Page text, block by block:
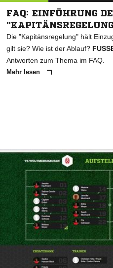
FAQ: EINFÜHRUNG
Die "Kapitänsregelung" hält
gilt sie? Wie ist der Ablauf?
Antworten zum Thema im FAQ.
Mehr lesen